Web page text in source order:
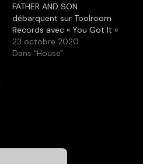
FATHER AND SON
débarquent sur Toolroom
Records avec « You Got It »
23 octobre 2020
Dans "House"